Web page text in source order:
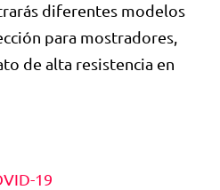
diferentes modelos
para mostradores,
de alta resistencia en
19